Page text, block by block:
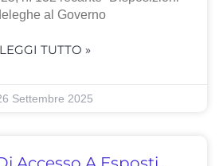
al Governo
LEGGI TUTTO »
Settembre 2025